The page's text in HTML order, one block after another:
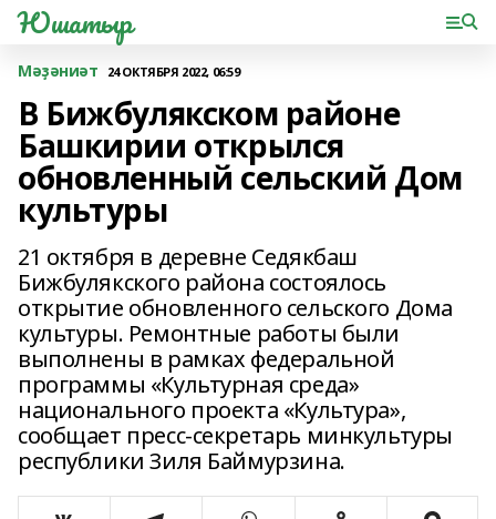
Юшатыр
Мәҙәниәт 24 ОКТЯБРЯ 2022, 06:59
В Бижбулякском районе
Башкирии открылся
обновленный сельский Дом
культуры
21 октября в деревне Седякбаш
Бижбулякского района состоялось
открытие обновленного сельского Дома
культуры. Ремонтные работы были
выполнены в рамках федеральной
программы «Культурная среда»
национального проекта «Культура»,
сообщает пресс-секретарь минкультуры
республики Зиля Баймурзина.